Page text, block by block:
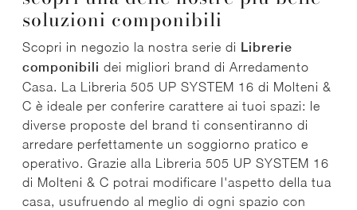
soluzioni componibili
Scopri in negozio la nostra serie di Librerie
componibili dei migliori brand di Arredamento
Casa. La Libreria 505 UP SYSTEM 16 di Molteni &
C è ideale per conferire carattere ai tuoi spazi: le
diverse proposte del brand ti consentiranno di
arredare perfettamente un soggiorno pratico e
operativo. Grazie alla Libreria 505 UP SYSTEM 16
di Molteni & C potrai modificare l'aspetto della tua
casa, usufruendo al meglio di ogni spazio con